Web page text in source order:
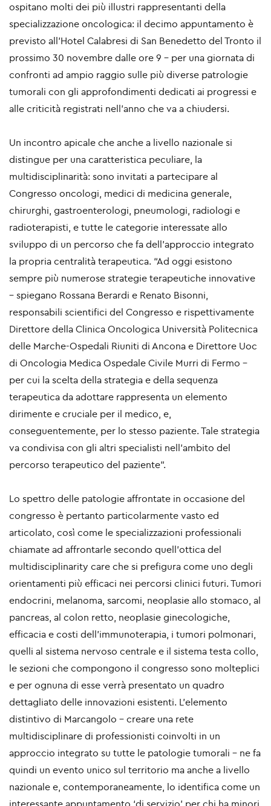
ospitano molti dei più illustri rappresentanti della
specializzazione oncologica: il decimo appuntamento è
previsto all’Hotel Calabresi di San Benedetto del Tronto il
prossimo 30 novembre dalle ore 9 - per una giornata di
confronti ad ampio raggio sulle più diverse patrologie
tumorali con gli approfondimenti dedicati ai progressi e
alle criticità registrati nell’anno che va a chiudersi.
Un incontro apicale che anche a livello nazionale si
distingue per una caratteristica peculiare, la
multidisciplinarità: sono invitati a partecipare al
Congresso oncologi, medici di medicina generale,
chirurghi, gastroenterologi, pneumologi, radiologi e
radioterapisti, e tutte le categorie interessate allo
sviluppo di un percorso che fa dell’approccio integrato
la propria centralità terapeutica. “Ad oggi esistono
sempre più numerose strategie terapeutiche innovative
– spiegano Rossana Berardi e Renato Bisonni,
responsabili scientifici del Congresso e rispettivamente
Direttore della Clinica Oncologica Università Politecnica
delle Marche-Ospedali Riuniti di Ancona e Direttore Uoc
di Oncologia Medica Ospedale Civile Murri di Fermo –
per cui la scelta della strategia e della sequenza
terapeutica da adottare rappresenta un elemento
dirimente e cruciale per il medico, e,
conseguentemente, per lo stesso paziente. Tale strategia
va condivisa con gli altri specialisti nell’ambito del
percorso terapeutico del paziente”.
Lo spettro delle patologie affrontate in occasione del
congresso è pertanto particolarmente vasto ed
articolato, così come le specializzazioni professionali
chiamate ad affrontarle secondo quell’ottica del
multidisciplinarity care che si prefigura come uno degli
orientamenti più efficaci nei percorsi clinici futuri. Tumori
endocrini, melanoma, sarcomi, neoplasie allo stomaco, al
pancreas, al colon retto, neoplasie ginecologiche,
efficacia e costi dell’immunoterapia, i tumori polmonari,
quelli al sistema nervoso centrale e il sistema testa collo,
le sezioni che compongono il congresso sono molteplici
e per ognuna di esse verrà presentato un quadro
dettagliato delle innovazioni esistenti. L’elemento
distintivo di Marcangolo - creare una rete
multidisciplinare di professionisti coinvolti in un
approccio integrato su tutte le patologie tumorali - ne fa
quindi un evento unico sul territorio ma anche a livello
nazionale e, contemporaneamente, lo identifica come un